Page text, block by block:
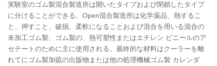
実験室のゴム製混合製造所は開いたタイプおよび閉鎖したタイプ
に分けることができる。Open混合製造所は化学薬品、熱するこ
と、押すこと、破損、柔軟になることおよび混合を用いる混合の
未加工ゴム製、ゴム製の、熱可塑性またはエチレン ビニールのア
セテートのために主に使用される。最終的な材料はクーラーを離
れてにゴム製加硫の出版物または他の処理機械ゴム製 カレンダ